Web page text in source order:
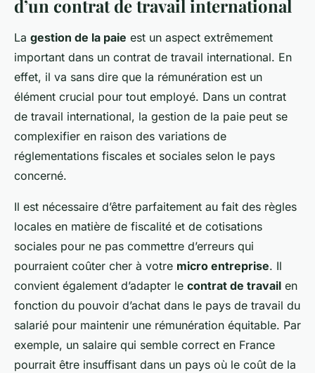
d’un contrat de travail international
La gestion de la paie est un aspect extrêmement
important dans un contrat de travail international. En
effet, il va sans dire que la rémunération est un
élément crucial pour tout employé. Dans un contrat
de travail international, la gestion de la paie peut se
complexifier en raison des variations de
réglementations fiscales et sociales selon le pays
concerné.
Il est nécessaire d’être parfaitement au fait des règles
locales en matière de fiscalité et de cotisations
sociales pour ne pas commettre d’erreurs qui
pourraient coûter cher à votre micro entreprise. Il
convient également d’adapter le contrat de travail en
fonction du pouvoir d’achat dans le pays de travail du
salarié pour maintenir une rémunération équitable. Par
exemple, un salaire qui semble correct en France
pourrait être insuffisant dans un pays où le coût de la